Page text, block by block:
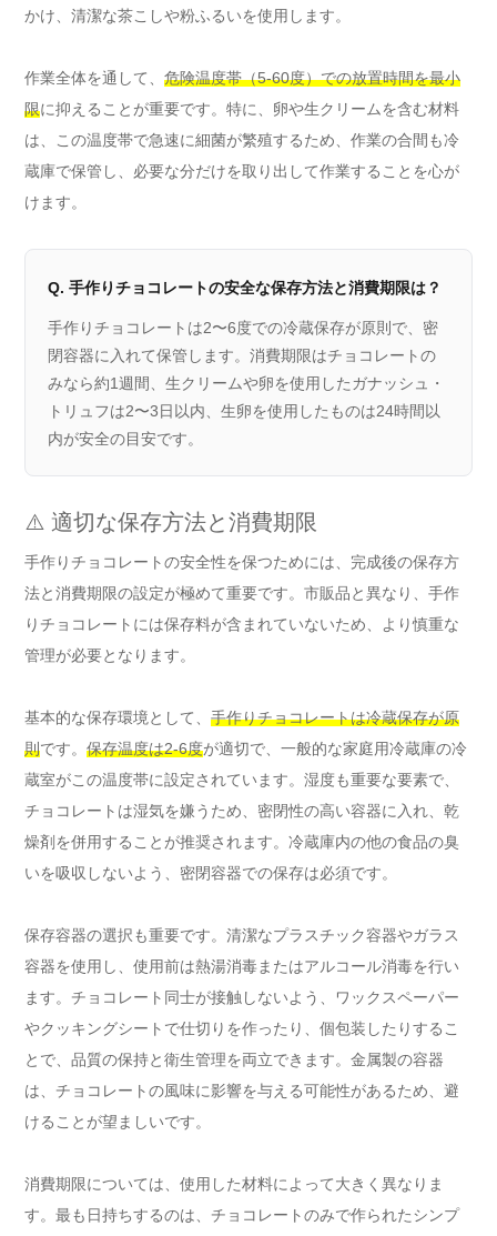
かけ、清潔な茶こしや粉ふるいを使用します。
作業全体を通して、 危険温度帯（5-60度）での放置時間を最小
限に抑えることが重要です。特に、卵や生クリームを含む材料
は、この温度帯で急速に細菌が繁殖するため、作業の合間も冷
蔵庫で保管し、必要な分だけを取り出して作業することを心が
けます。
Q. 手作りチョコレートの安全な保存方法と消費期限は？
手作りチョコレートは2〜6度での冷蔵保存が原則で、密
閉容器に入れて保管します。消費期限はチョコレートの
みなら約1週間、生クリームや卵を使用したガナッシュ・
トリュフは2〜3日以内、生卵を使用したものは24時間以
内が安全の目安です。
⚠️ 適切な保存方法と消費期限
手作りチョコレートの安全性を保つためには、完成後の保存方
法と消費期限の設定が極めて重要です。市販品と異なり、手作
りチョコレートには保存料が含まれていないため、より慎重な
管理が必要となります。
基本的な保存環境として、 手作りチョコレートは冷蔵保存が原
則です。 保存温度は2-6度が適切で、一般的な家庭用冷蔵庫の冷
蔵室がこの温度帯に設定されています。湿度も重要な要素で、
チョコレートは湿気を嫌うため、密閉性の高い容器に入れ、乾
燥剤を併用することが推奨されます。冷蔵庫内の他の食品の臭
いを吸収しないよう、密閉容器での保存は必須です。
保存容器の選択も重要です。清潔なプラスチック容器やガラス
容器を使用し、使用前は熱湯消毒またはアルコール消毒を行い
ます。チョコレート同士が接触しないよう、ワックスペーパー
やクッキングシートで仕切りを作ったり、個包装したりするこ
とで、品質の保持と衛生管理を両立できます。金属製の容器
は、チョコレートの風味に影響を与える可能性があるため、避
けることが望ましいです。
消費期限については、使用した材料によって大きく異なりま
す。最も日持ちするのは、チョコレートのみで作られたシンプ